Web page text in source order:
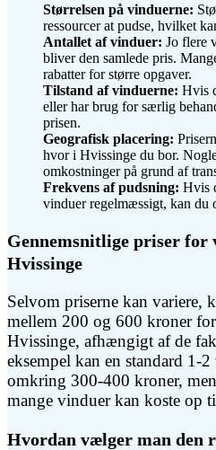
Størrelsen på vinduerne:
ressourcer at pudse, hvilket
Antallet af vinduer: Jo flere
bliver den samlede pris.
rabatter for større opgaver.
Tilstand af vinduerne: Hvis
eller har brug for særlig
prisen.
Geografisk placering:
hvor i Hvissinge du bor.
omkostninger på grund af
Frekvens af pudsning: Hvis
vinduer regelmæssigt, kan du
Gennemsnitlige priser for
Hvissinge
Selvom priserne kan variere,
mellem 200 og 600 kroner
Hvissinge, afhængigt af de
eksempel kan en standard 1-
omkring 300-400 kroner,
mange vinduer kan koste op
Hvordan vælger man den